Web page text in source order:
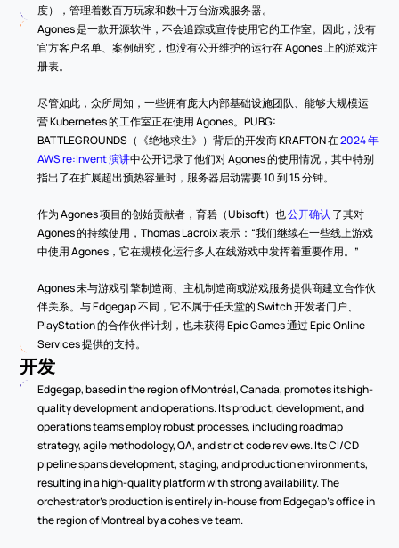
度），管理着数百万玩家和数十万台游戏服务器。
Agones 是一款开源软件，不会追踪或宣传使用它的工作室。因此，没有
官方客户名单、案例研究，也没有公开维护的运行在 Agones 上的游戏注
册表。
尽管如此，众所周知，一些拥有庞大内部基础设施团队、能够大规模运
营 Kubernetes 的工作室正在使用 Agones。PUBG:
BATTLEGROUNDS（《绝地求生》）背后的开发商 KRAFTON 在 2024 年
AWS re:Invent 演讲中公开记录了他们对 Agones 的使用情况，其中特别
指出了在扩展超出预热容量时，服务器启动需要 10 到 15 分钟。
作为 Agones 项目的创始贡献者，育碧（Ubisoft）也 公开确认 了其对
Agones 的持续使用，Thomas Lacroix 表示：“我们继续在一些线上游戏
中使用 Agones，它在规模化运行多人在线游戏中发挥着重要作用。”
Agones 未与游戏引擎制造商、主机制造商或游戏服务提供商建立合作伙
伴关系。与 Edgegap 不同，它不属于任天堂的 Switch 开发者门户、
PlayStation 的合作伙伴计划，也未获得 Epic Games 通过 Epic Online
Services 提供的支持。
开发
Edgegap, based in the region of Montréal, Canada, promotes its high-
quality development and operations. Its product, development, and
operations teams employ robust processes, including roadmap
strategy, agile methodology, QA, and strict code reviews. Its CI/CD
pipeline spans development, staging, and production environments,
resulting in a high-quality platform with strong availability. The
orchestrator's production is entirely in-house from Edgegap's office in
the region of Montreal by a cohesive team.